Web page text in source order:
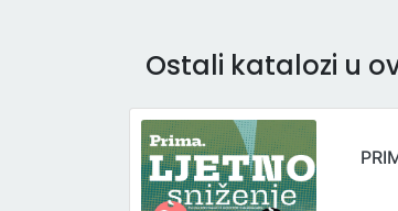
Ostali katalozi u